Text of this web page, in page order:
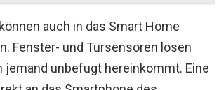
können auch in das Smart Home
Fenster- und Türsensoren lösen
jemand unbefugt hereinkommt. Eine